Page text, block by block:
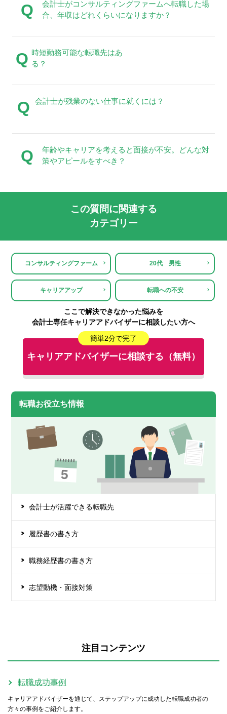
Q
会計士がコンサルティングファームへ転職した場
合、年収はどれくらいになりますか？
Q 時短勤務可能な転職先はあ
る？
Q 会計士が残業のない仕事に就くには？
Q
年齢やキャリアを考えると面接が不安。どんな対
策やアピールをすべき？
この質問に関連する
カテゴリー
コンサルティングファーム 20代 男性
キャリアアップ 転職への不安
ここで解決できなかった悩みを
会計士専任キャリアアドバイザーに相談したい方へ
簡単2分で完了
キャリアアドバイザーに相談する（無料）
転職お役立ち情報
会計士が活躍できる転職先
履歴書の書き方
職務経歴書の書き方
志望動機・面接対策
注目コンテンツ
転職成功事例
キャリアアドバイザーを通じて、ステップアップに成功した転職成功者の
方々の事例をご紹介します。